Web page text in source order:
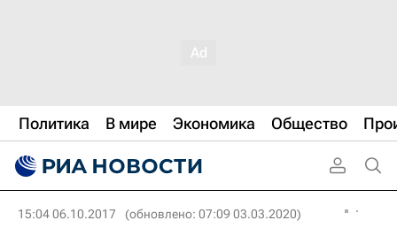
Политика В мире Экономика Общество
15:04 06.10.2017 (обновлено: 07:09 03.03.2020)